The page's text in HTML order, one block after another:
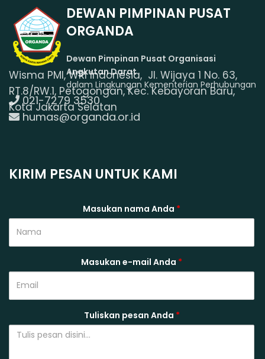
DEWAN PIMPINAN PUSAT
ORGANDA
Dewan Pimpinan Pusat Organisasi
Angkutan Darat
dalam Lingkungan Kementerian Perhubungan
Wisma PMI, WRI Indonesia, Jl. Wijaya 1 No. 63,
RT.8/RW.1, Petogongan, Kec. Kebayoran Baru,
Kota Jakarta Selatan
021-7279 3530
humas@organda.or.id
KIRIM PESAN UNTUK KAMI
Masukan nama Anda *
Masukan e-mail Anda *
Tuliskan pesan Anda *